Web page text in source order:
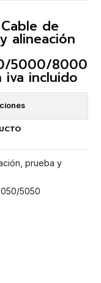
de
alineación
5000/8000
incluido
prueba y
5050